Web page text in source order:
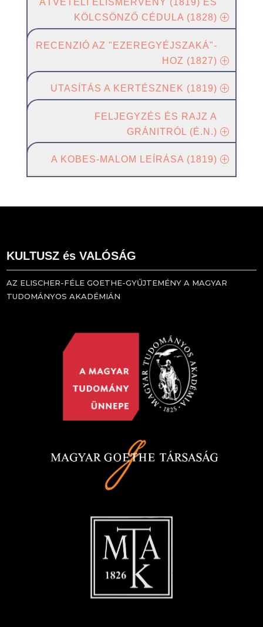
ÁTVÉTELI ELISMERVÉNY (1819) ÉS
KÖLCSÖNZŐ CÉDULA (1828)
RECENZIÓ AZ "EZEREGYÉJSZAKÁ"-
HOZ (1827)
UTASÍTÁS A KERTÉSZNEK (1819)
FELJEGYZÉS ÉS RAJZ A
GRÁNITRÓL (É.N.)
A KOBES-MALOM LEÍRÁSA (1819)
KULTUSZ és VALÓSÁG
AZ ELISCHER-FÉLE GOETHE-GYŰJTEMÉNY A MAGYAR
TUDOMÁNYOS AKADÉMIÁN